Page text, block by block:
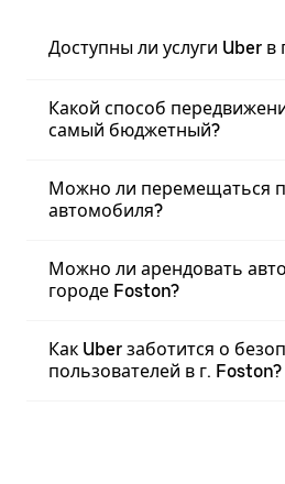
Доступны ли услуги Uber в
Какой способ
самый бюджетный?
Можно ли перемещаться
автомобиля?
Можно ли арендовать
городе Foston?
Как Uber заботится о
пользователей в г. Foston?